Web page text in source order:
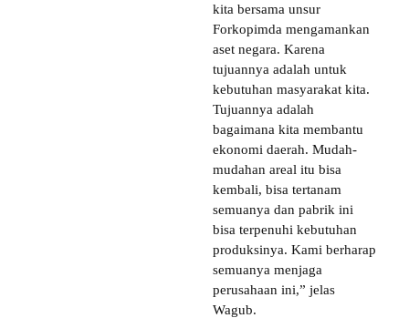
kita bersama unsur
Forkopimda mengamankan
aset negara. Karena
tujuannya adalah untuk
kebutuhan masyarakat kita.
Tujuannya adalah
bagaimana kita membantu
ekonomi daerah. Mudah-
mudahan areal itu bisa
kembali, bisa tertanam
semuanya dan pabrik ini
bisa terpenuhi kebutuhan
produksinya. Kami berharap
semuanya menjaga
perusahaan ini,” jelas
Wagub.